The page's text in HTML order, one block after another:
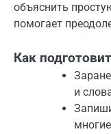
объяснить
помогает
Как
и